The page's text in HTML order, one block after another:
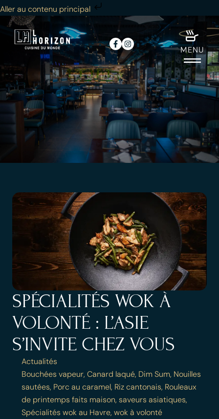
Aller au contenu principal
MENU
SPÉCIALITÉS WOK À
VOLONTÉ : L’ASIE
S’INVITE CHEZ VOUS
Actualités
Bouchées vapeur, Canard laqué, Dim Sum, Nouilles
sautées, Porc au caramel, Riz cantonais, Rouleaux
de printemps faits maison, saveurs asiatiques,
Spécialités wok au Havre, wok à volonté